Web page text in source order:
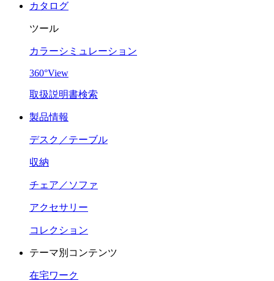
カタログ
ツール
カラーシミュレーション
360°View
取扱説明書検索
製品情報
デスク／テーブル
収納
チェア／ソファ
アクセサリー
コレクション
テーマ別コンテンツ
在宅ワーク